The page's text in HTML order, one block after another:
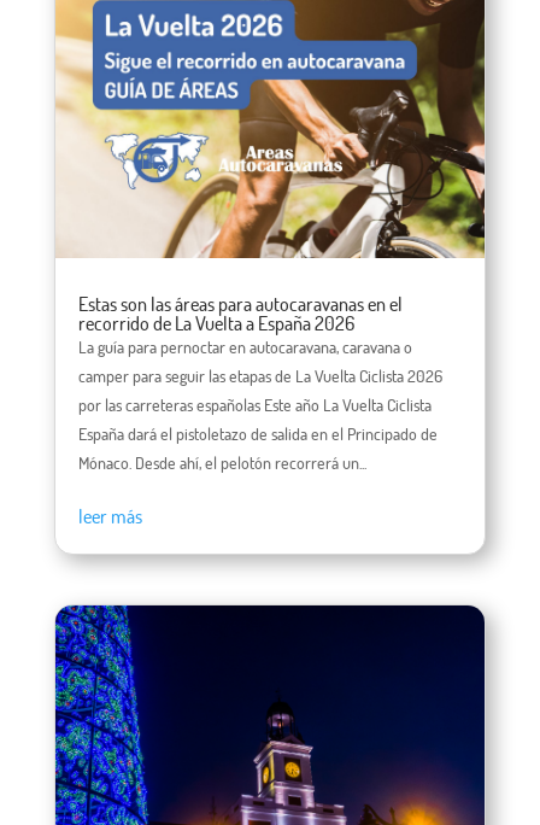
Estas son las áreas para autocaravanas en el
recorrido de La Vuelta a España 2026
La guía para pernoctar en autocaravana, caravana o
camper para seguir las etapas de La Vuelta Ciclista 2026
por las carreteras españolas Este año La Vuelta Ciclista
España dará el pistoletazo de salida en el Principado de
Mónaco. Desde ahí, el pelotón recorrerá un...
leer más